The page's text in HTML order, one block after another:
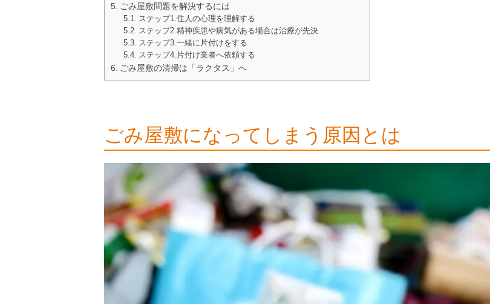
ごみ屋敷問題を解決するには
ステップ1.住人の心理を理解する
ステップ2.精神疾患や病気がある場合は治療が先決
ステップ3.一緒に片付けをする
ステップ4.片付け業者へ依頼する
ごみ屋敷の清掃は「ラクタス」へ
ごみ屋敷になってしまう原因とは